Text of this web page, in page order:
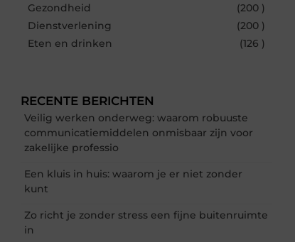
Gezondheid
(200 )
Dienstverlening
(200 )
Eten en drinken
(126 )
RECENTE BERICHTEN
Veilig werken onderweg: waarom robuuste
communicatiemiddelen onmisbaar zijn voor
zakelijke professio
Een kluis in huis: waarom je er niet zonder
kunt
Zo richt je zonder stress een fijne buitenruimte
in